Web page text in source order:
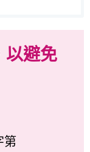
以避免
第